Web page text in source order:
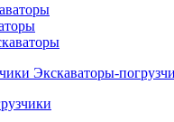
Экскаваторы-